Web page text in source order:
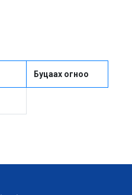
Буцаах огноо